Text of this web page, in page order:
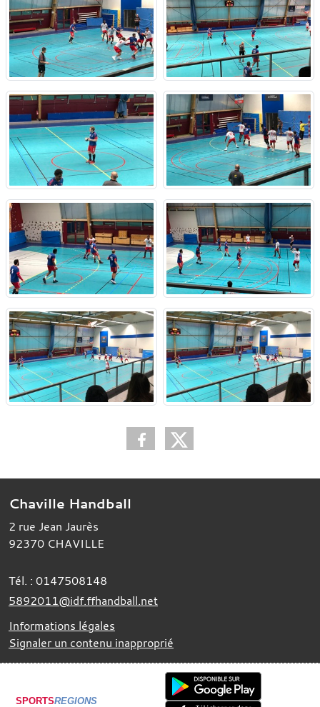
Chaville Handball
2 rue Jean Jaurès
92370 CHAVILLE
Tél. : 0147508148
5892011@idf.ffhandball.net
Informations légales
Signaler un contenu inapproprié
SPORTSREGIONS